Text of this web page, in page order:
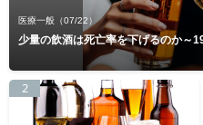
医療一般 （07/22）
少量の飲酒は死亡率を下げるのか～
2